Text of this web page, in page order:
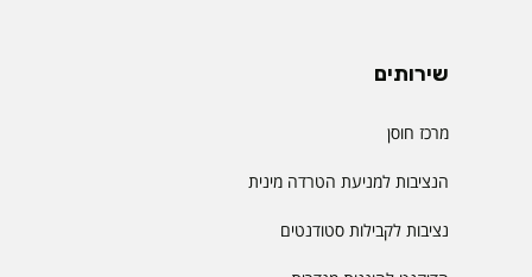
שירותים
מרכז חוסן
הנציבות למניעת הטרדה מינית
נציבות לקבילות סטודנטים